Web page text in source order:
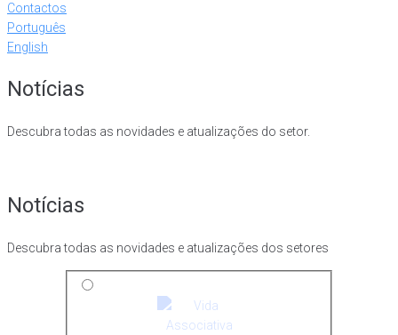
Contactos
Português
English
Notícias
Descubra todas as novidades e atualizações do setor.
Notícias
Descubra todas as novidades e atualizações dos setores